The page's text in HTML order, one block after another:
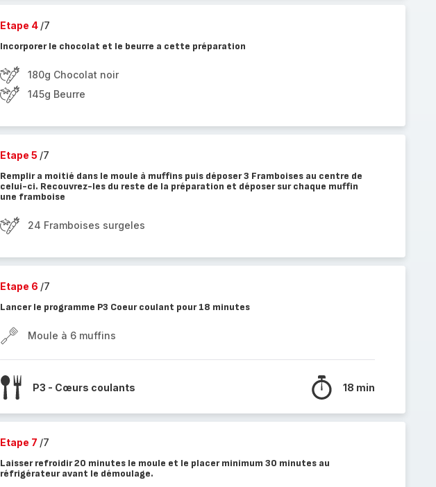
Etape 4 /7
Incorporer le chocolat et le beurre a cette préparation
180g Chocolat noir
145g Beurre
Etape 5 /7
Remplir a moitié dans le moule à muffins puis déposer 3 Framboises au centre de
celui-ci. Recouvrez-les du reste de la préparation et déposer sur chaque muffin
une framboise
24 Framboises surgeles
Etape 6 /7
Lancer le programme P3 Coeur coulant pour 18 minutes
Moule à 6 muffins
P3 - Cœurs coulants 18 min
Etape 7 /7
Laisser refroidir 20 minutes le moule et le placer minimum 30 minutes au
réfrigérateur avant le démoulage.